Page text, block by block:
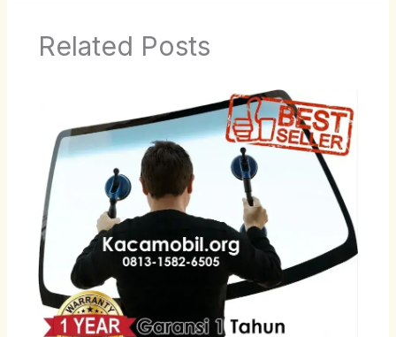
Related Posts